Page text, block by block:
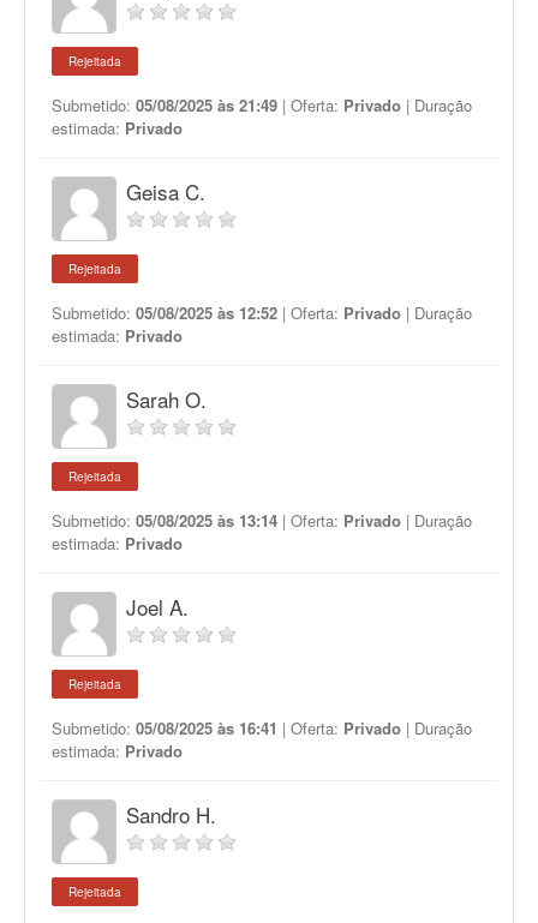
Rejeitada
Submetido: 05/08/2025 às 21:49 | Oferta: Privado | Duração
estimada: Privado
Geisa C.
Rejeitada
Submetido: 05/08/2025 às 12:52 | Oferta: Privado | Duração
estimada: Privado
Sarah O.
Rejeitada
Submetido: 05/08/2025 às 13:14 | Oferta: Privado | Duração
estimada: Privado
Joel A.
Rejeitada
Submetido: 05/08/2025 às 16:41 | Oferta: Privado | Duração
estimada: Privado
Sandro H.
Rejeitada